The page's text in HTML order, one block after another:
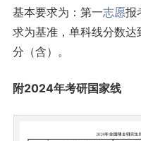
基本要求为：第一志愿报
求为基准，单科线分数
分（含）。
附2024年考研国家线